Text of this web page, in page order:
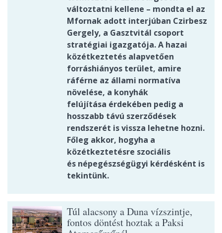
változtatni kellene – mondta el az
Mfornak adott interjúban Czirbesz
Gergely, a Gasztvitál csoport
stratégiai igazgatója. A hazai
közétkeztetés alapvetően
forráshiányos terület, amire
ráférne az állami normatíva
növelése, a konyhák
felújítása érdekében pedig a
hosszabb távú szerződések
rendszerét is vissza lehetne hozni.
Főleg akkor, hogyha a
közétkeztetésre szociális
és népegészségügyi kérdésként is
tekintünk.
Túl alacsony a Duna vízszintje,
fontos döntést hoztak a Paksi